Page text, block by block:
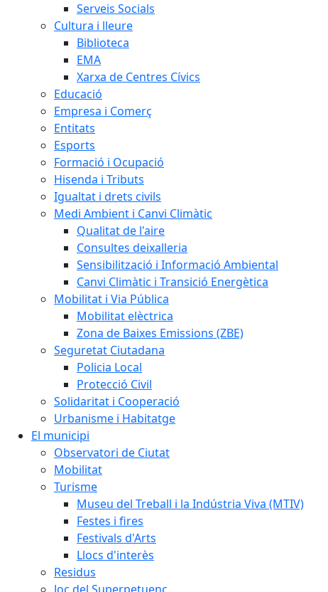
Serveis Socials
Cultura i lleure
Biblioteca
EMA
Xarxa de Centres Cívics
Educació
Empresa i Comerç
Entitats
Esports
Formació i Ocupació
Hisenda i Tributs
Igualtat i drets civils
Medi Ambient i Canvi Climàtic
Qualitat de l'aire
Consultes deixalleria
Sensibilització i Informació Ambiental
Canvi Climàtic i Transició Energètica
Mobilitat i Via Pública
Mobilitat elèctrica
Zona de Baixes Emissions (ZBE)
Seguretat Ciutadana
Policia Local
Protecció Civil
Solidaritat i Cooperació
Urbanisme i Habitatge
El municipi
Observatori de Ciutat
Mobilitat
Turisme
Museu del Treball i la Indústria Viva (MTIV)
Festes i fires
Festivals d'Arts
Llocs d'interès
Residus